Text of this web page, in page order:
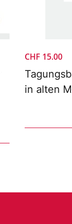
CHF 15.00
in alten